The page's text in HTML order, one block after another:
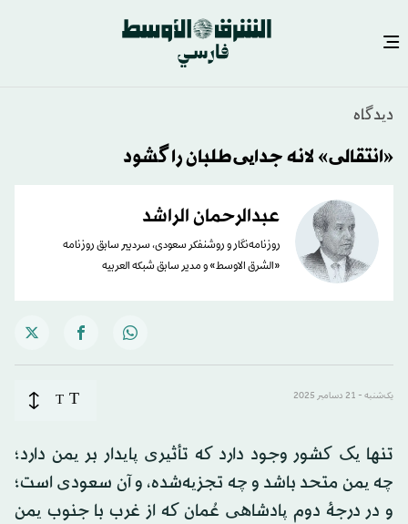
دیدگاه
«انتقالی» لانه جدایی‌طلبان را گشود
عبدالرحمان الراشد
روزنامه‌نگار و روشنفکر سعودی، سردبیر سابق روزنامه
«الشرق الاوسط» و مدیر سابق شبکه العربیه
یک‌شنبه - 21 دسامبر 2025 T
T
تنها یک کشور وجود دارد که تأثیری پایدار بر یمن دارد؛
چه یمن متحد باشد و چه تجزیه‌شده، و آن سعودی است؛
و در درجهٔ دوم پادشاهی عُمان که از غرب با جنوب یمن